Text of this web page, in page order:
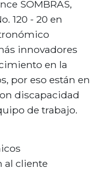
SOMBRAS,
120 - 20 en
innovadores
en la
por eso están en
discapacidad
de trabajo.
al cliente